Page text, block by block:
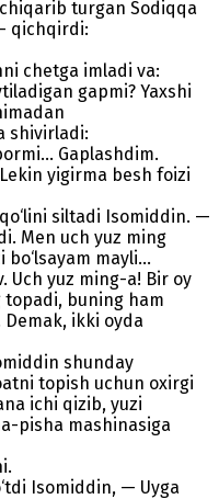
turgan Sodiqqa
qichqirdi:
chetga imladi va:
gapmi? Yaxshi
shivirladi:
Gaplashdim.
yigirma besh foizi
siltadi Isomiddin. —
Men uch yuz ming
mayli...
Uch yuz ming-a! Bir oy
topadi, buning ham
ikki oyda
shunday
topish uchun oxirgi
ichi qizib, yuzi
pisha mashinasiga
Isomiddin, — Uyga